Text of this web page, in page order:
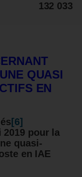
132 033
QUASI
EN
[6]
pour la
quasi-
en IAE